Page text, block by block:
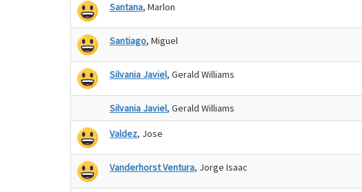
Santana, Marlon
Santiago, Miguel
Silvania Javiel, Gerald Williams
Silvania Javiel, Gerald Williams
Valdez, Jose
Vanderhorst Ventura, Jorge Isaac